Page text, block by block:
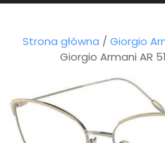
Strona główna / Giorgio
Giorgio Armani AR